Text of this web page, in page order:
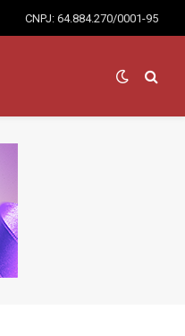
CNPJ: 64.884.270/0001-95